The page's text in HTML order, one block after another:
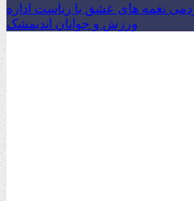
نغمه های عشق با ریاست اداره
ورزش و جوانان اندیمشک